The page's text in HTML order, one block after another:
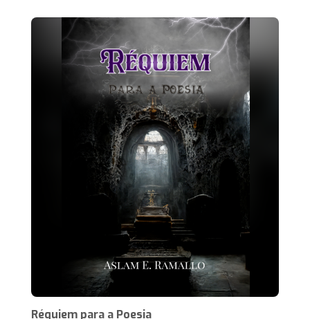
Réquiem para a Poesia